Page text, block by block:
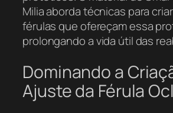
Milia aborda técnicas para
férulas que ofereçam essa
prolongando a vida útil das
Dominando a
Ajuste da Férula